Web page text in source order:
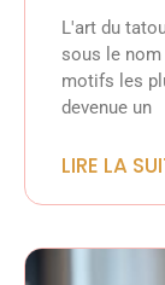
L'art du
sous le
motifs les
devenue un
LIRE LA